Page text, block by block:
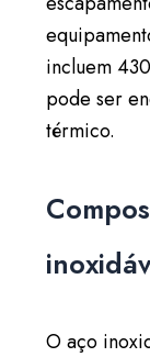
incluem
pode ser
térmico.
O aço